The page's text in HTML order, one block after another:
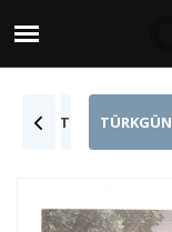
TÜRKGÜN